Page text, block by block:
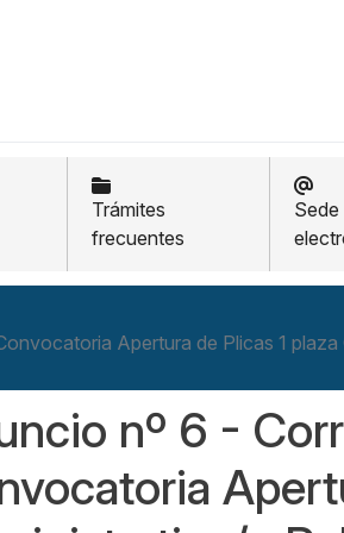
Trámites
frecuentes
Sede
Apertura de Plicas 1
nº 6 -